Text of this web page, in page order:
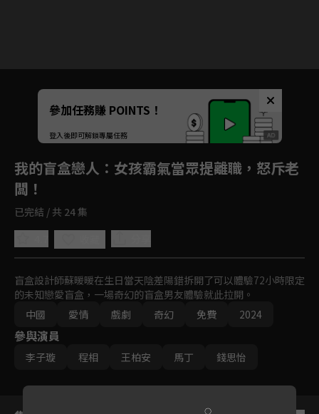
Unmute
參加任務賺 POINTS！
登入後即可解鎖專屬任務
我的盲盒戀人 ：女孩霸氣當眾提離職，怒斥老
闆！
已完結 / 共 24 集
盲盒設計師蘇暖暖在生日當天陰差陽錯拆開了可以體驗72小時限定
的未知戀愛盲盒，一場奇幻的盲盒男友體驗就此拉開。
中國
愛情 戲劇 奇幻 免費 2024
參與演員
李子璇 程相 王柏安 馬丁 錢思怡